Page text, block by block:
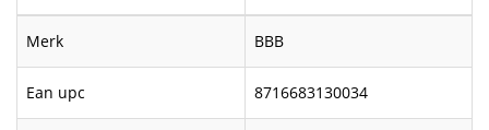
Merk BBB
Ean upc 8716683130034